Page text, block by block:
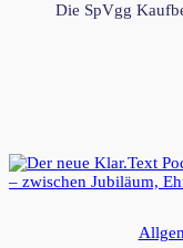
Die SpVgg